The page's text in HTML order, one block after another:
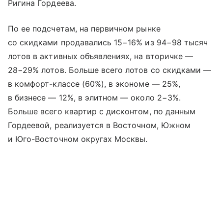
Ригина Гордеева.
По ее подсчетам, на первичном рынке
со скидками продавались 15−16% из 94−98 тысяч
лотов в активных объявлениях, на вторичке —
28−29% лотов. Больше всего лотов со скидками —
в комфорт-классе (60%), в экономе — 25%,
в бизнесе — 12%, в элитном — около 2−3%.
Больше всего квартир с дисконтом, по данным
Гордеевой, реализуется в Восточном, Южном
и Юго-Восточном округах Москвы.